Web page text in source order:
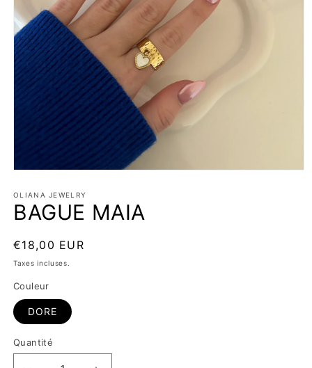
média
1
dans
modale
OLIANA JEWELRY
BAGUE MAIA
Prix
habituel
€18,00 EUR
Taxes incluses.
Couleur
DORE
Quantité